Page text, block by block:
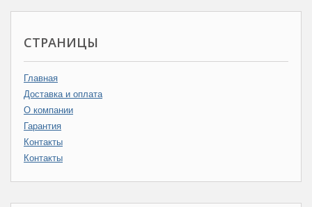
СТРАНИЦЫ
Главная
Доставка и оплата
О компании
Гарантия
Контакты
Контакты